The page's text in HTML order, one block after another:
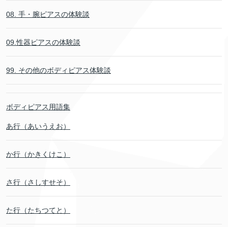
08. 手・腕ピアスの体験談
09.性器ピアスの体験談
99. その他のボディピアス体験談
ボディピアス用語集
あ行（あいうえお）
か行（かきくけこ）
さ行（さしすせそ）
た行（たちつてと）